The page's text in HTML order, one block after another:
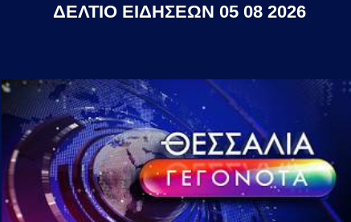
ΔΕΛΤΙΟ ΕΙΔΗΣΕΩΝ 05 08 2026